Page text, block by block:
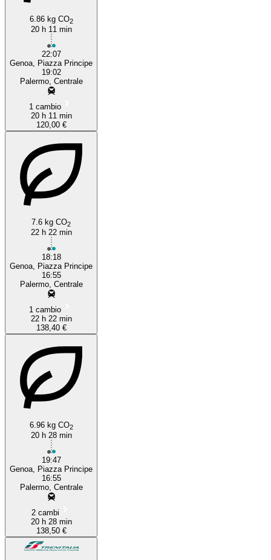
6.86 kg CO2
20 h 11 min
22:07
Genoa, Piazza Principe
19:02
Palermo, Centrale
1 cambio
20 h 11 min
120,00 €
7.6 kg CO2
22 h 22 min
18:18
Genoa, Piazza Principe
16:55
Palermo, Centrale
1 cambio
22 h 22 min
138,40 €
6.96 kg CO2
20 h 28 min
19:47
Genoa, Piazza Principe
16:55
Palermo, Centrale
2 cambi
20 h 28 min
138,50 €